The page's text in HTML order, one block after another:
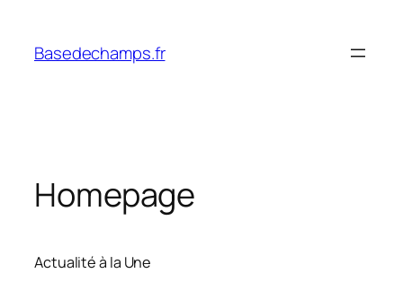
content
Basedechamps.fr
Homepage
Actualité à la Une